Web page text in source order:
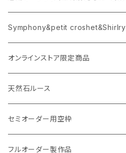
Symphony&petit croshet&Shirlry
Symphony（シンフォニー）
Petit crochet（プチ・クロシェ）
Shirlry（シアリー）
オンラインストア限定商品
天然石ルース
パライバトルマリン
アレキサンドライト
セミオーダー用空枠
リング
フルオーダー製作品